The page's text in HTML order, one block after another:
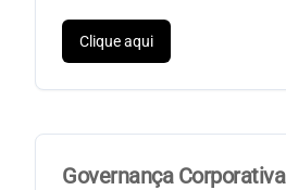
Clique aqui
Governança Corporativa